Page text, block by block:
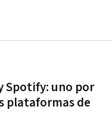
Spotify: uno por
plataformas de